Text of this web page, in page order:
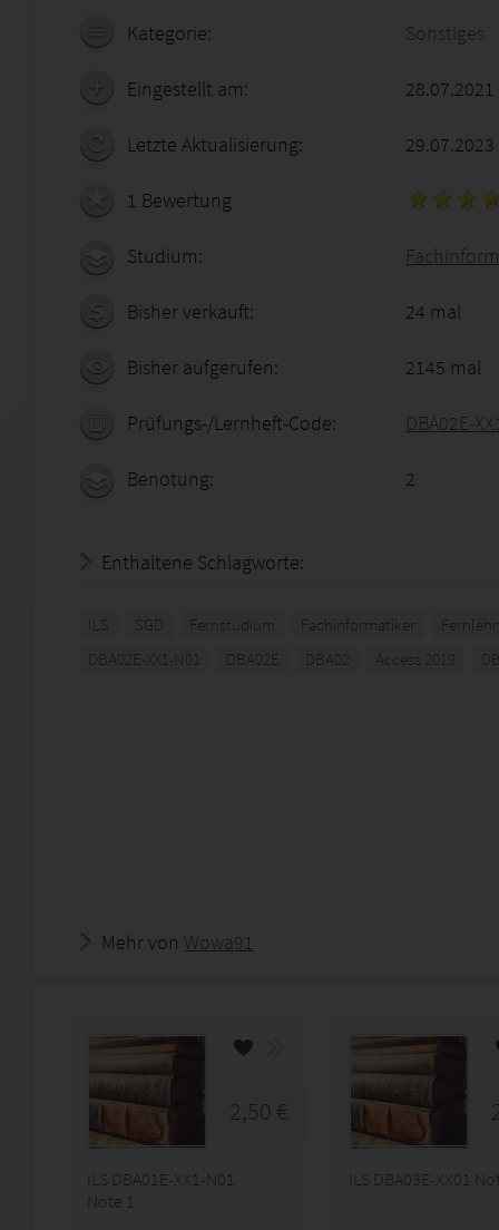
Kategorie: Sonstiges
Eingestellt am:
Letzte Aktualisierung: 29.07.2023
1 Bewertung
Studium:
Bisher verkauft: 24 mal
Bisher aufgerufen: 2145 mal
Prüfungs-/Lernheft-Code: DBA02E-
Benotung: 2
Enthaltene Schlagworte:
ILS SGD Fernstudium Fachinformatiker
DBA02E-XX1-N01
DBA02E DBA02 Access 2019
Mehr von Wowa91
2,50 €
ILS DBA01E-XX1-N01
Note 1
ILS DBA03E-XX01